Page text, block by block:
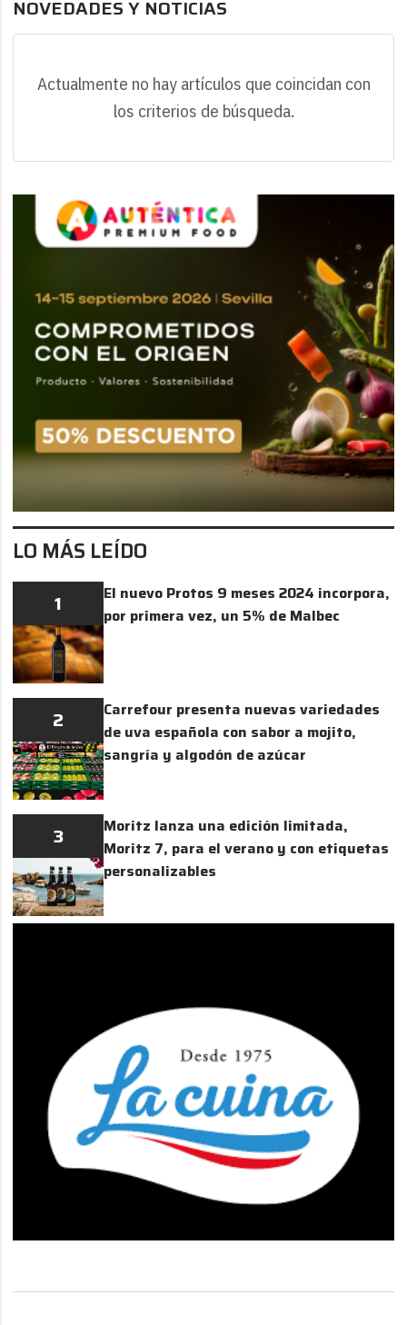
NOVEDADES Y NOTICIAS
Actualmente no hay artículos que coincidan con
los criterios de búsqueda.
LO MÁS LEÍDO
1
El nuevo Protos 9 meses 2024 incorpora,
por primera vez, un 5% de Malbec
2
Carrefour presenta nuevas variedades
de uva española con sabor a mojito,
sangría y algodón de azúcar
3
Moritz lanza una edición limitada,
Moritz 7, para el verano y con etiquetas
personalizables